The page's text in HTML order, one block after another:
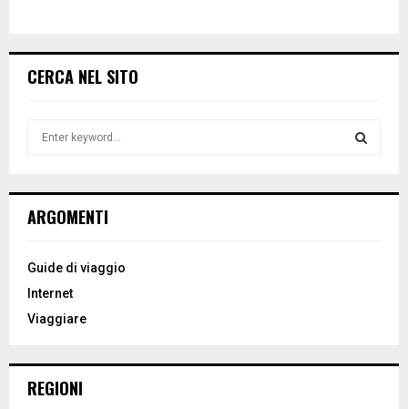
CERCA NEL SITO
h
o
:
ARGOMENTI
Guide di viaggio
Internet
Viaggiare
REGIONI